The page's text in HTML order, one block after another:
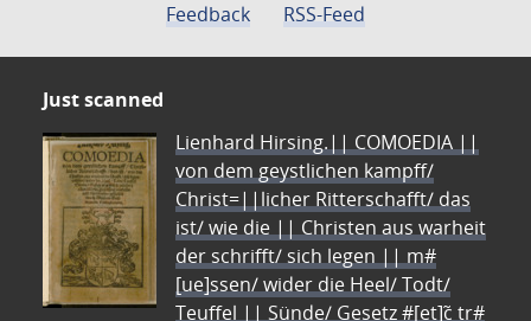
Feedback
RSS-Feed
Just scanned
Lienhard Hirsing.|| COMOEDIA ||
von dem geystlichen kampff/
Christ=||licher Ritterschafft/ das
ist/ wie die || Christen aus warheit
der schrifft/ sich legen || m#
[ue]ssen/ wider die Heel/ Todt/
Teuffel || Sünde/ Gesetz #[et]c̃ tr#